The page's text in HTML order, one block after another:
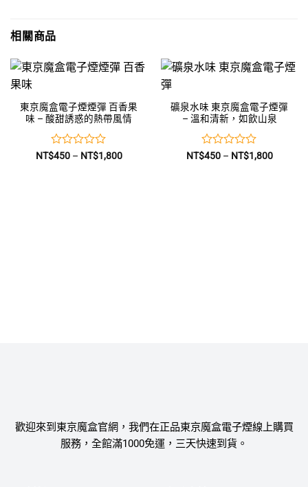
相關商品
東京魔盒電子煙煙彈 百香果
味 – 酸甜誘惑的熱帶風情
評
NT$450 – NT$1,800價
礦泉水味 東京魔盒電子煙彈
– 溫和清新，如飲山泉
評
NT$450 – NT$1,800價
歡迎來到東京魔盒官網，我們在正品東京魔盒電子煙線上購買
服務，全館滿1000免運，三天快速到貨。